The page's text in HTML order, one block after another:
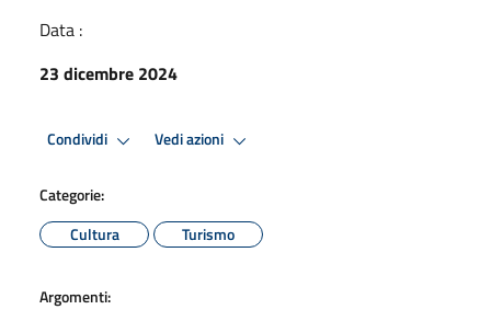
Data :
23 dicembre 2024
Condividi Vedi azioni
Categorie:
Cultura
Turismo
Argomenti: